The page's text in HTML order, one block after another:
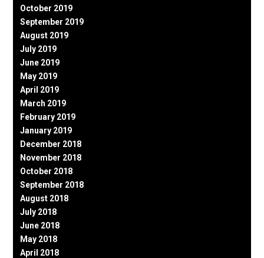
October 2019
September 2019
August 2019
July 2019
June 2019
May 2019
April 2019
March 2019
February 2019
January 2019
December 2018
November 2018
October 2018
September 2018
August 2018
July 2018
June 2018
May 2018
April 2018